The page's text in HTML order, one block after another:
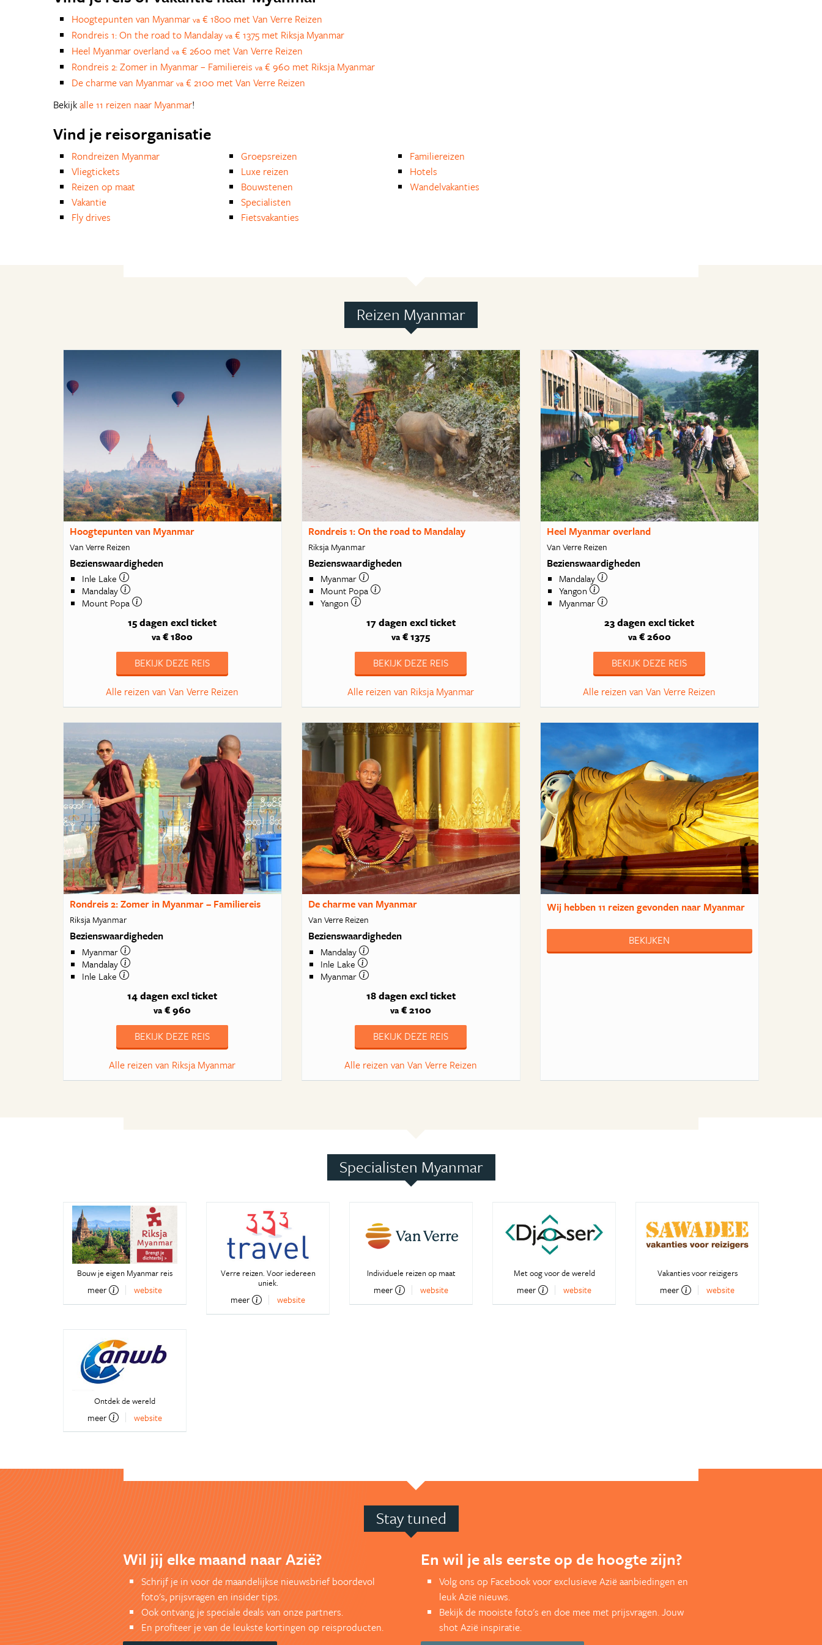
Hoogtepunten van Myanmar va € 1800 met Van Verre Reizen
Rondreis 1: On the road to Mandalay va € 1375 met Riksja Myanmar
Heel Myanmar overland va € 2600 met Van Verre Reizen
Rondreis 2: Zomer in Myanmar – Familiereis va € 960 met Riksja Myanmar
De charme van Myanmar va € 2100 met Van Verre Reizen
Bekijkalle 11 reizen naar Myanmar!
Vind je reisorganisatie
Rondreizen Myanmar
Vliegtickets
Reizen op maat
Vakantie
Fly drives
Groepsreizen
Luxe reizen
Bouwstenen
Specialisten
Fietsvakanties
Familiereizen
Hotels
Wandelvakanties
Reizen Myanmar
Hoogtepunten van Myanmar
Van Verre Reizen
Bezienswaardigheden
Inle Lake
Mandalay
Mount Popa
15 dagen excl ticket
va € 1800
BEKIJK DEZE REIS
Alle reizen van Van Verre Reizen
Rondreis 1: On the road to Mandalay
Riksja Myanmar
Bezienswaardigheden
Myanmar
Mount Popa
Yangon
17 dagen excl ticket
va € 1375
BEKIJK DEZE REIS
Alle reizen van Riksja Myanmar
Heel Myanmar overland
Van Verre Reizen
Bezienswaardigheden
Mandalay
Yangon
Myanmar
23 dagen excl ticket
va€ 2600
BEKIJK DEZE REIS
Alle reizen van Van Verre Reizen
Rondreis 2: Zomer in Myanmar – Familiereis
Riksja Myanmar
Bezienswaardigheden
Myanmar
Mandalay
Inle Lake
14 dagen excl ticket
va € 960
BEKIJK DEZE REIS
Alle reizen van Riksja Myanmar
De charme van Myanmar
Van Verre Reizen
Bezienswaardigheden
Mandalay
Inle Lake
Myanmar
18 dagen excl ticket
va € 2100
BEKIJK DEZE REIS
Alle reizen van Van Verre Reizen
Wij hebben11 reizengevonden naar Myanmar
BEKIJKEN
Specialisten Myanmar
Bouw je eigen Myanmar reis
meer website
Verre reizen. Voor iedereen
uniek.
meer website
Individuele reizen op maat
meer website
Met oog voor de wereld
meer website
Vakanties voor reizigers
meer website
Ontdek de wereld
meer website
Stay tuned
Wil jij elke maand naar Azië?
Schrijf je in voor de maandelijkse nieuwsbrief boordevol
foto's, prijsvragen en insider tips.
Ook ontvang je speciale deals van onze partners.
En profiteer je van de leukste kortingen op reisproducten.
En wil je als eerste op de hoogte zijn?
Volg ons op Facebook voor exclusieve Azië aanbiedingen en
leuk Azië nieuws.
Bekijk de mooiste foto's en doe mee met prijsvragen. Jouw
shot Azië inspiratie.